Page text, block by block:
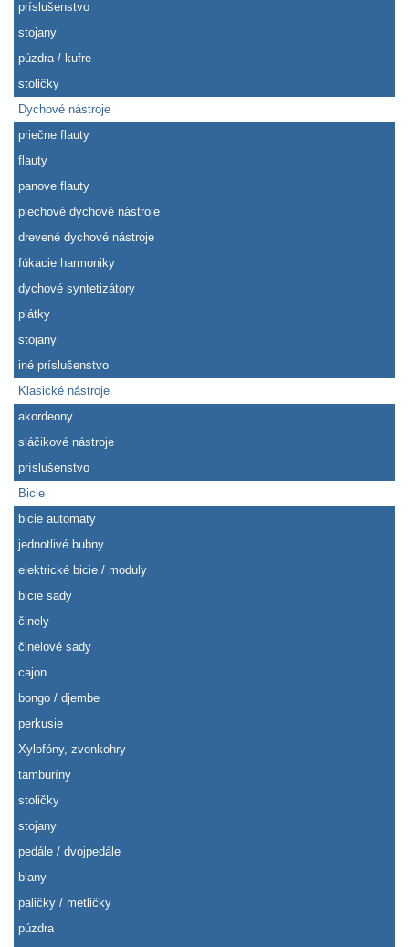
príslušenstvo
stojany
púzdra / kufre
stoličky
Dychové nástroje
priečne flauty
flauty
panove flauty
plechové dychové nástroje
drevené dychové nástroje
fúkacie harmoniky
dychové syntetizátory
plátky
stojany
iné príslušenstvo
Klasické nástroje
akordeony
sláčikové nástroje
príslušenstvo
Bicie
bicie automaty
jednotlivé bubny
elektrické bicie / moduly
bicie sady
činely
činelové sady
cajon
bongo / djembe
perkusie
Xylofóny, zvonkohry
tamburíny
stoličky
stojany
pedále / dvojpedále
blany
paličky / metličky
púzdra